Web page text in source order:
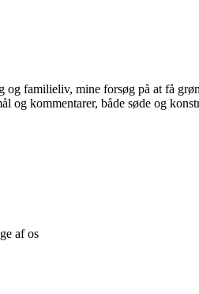
familieliv, mine forsøg på at få
og kommentarer, både søde og
af os